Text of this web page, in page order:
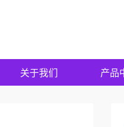
关于我们 产品